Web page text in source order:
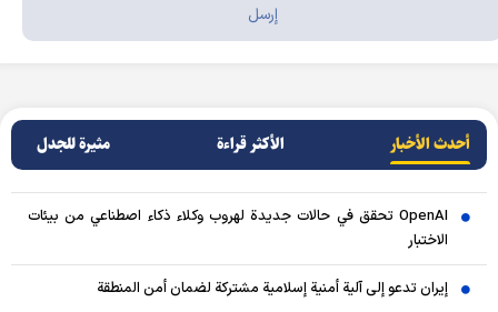
أحدث الأخبار الأکثر قراءة مثيرة للجدل
OpenAI تحقق في حالات جديدة لهروب وكلاء ذكاء اصطناعي من بيئات
الاختبار
إيران تدعو إلى آلية أمنية إسلامية مشتركة لضمان أمن المنطقة